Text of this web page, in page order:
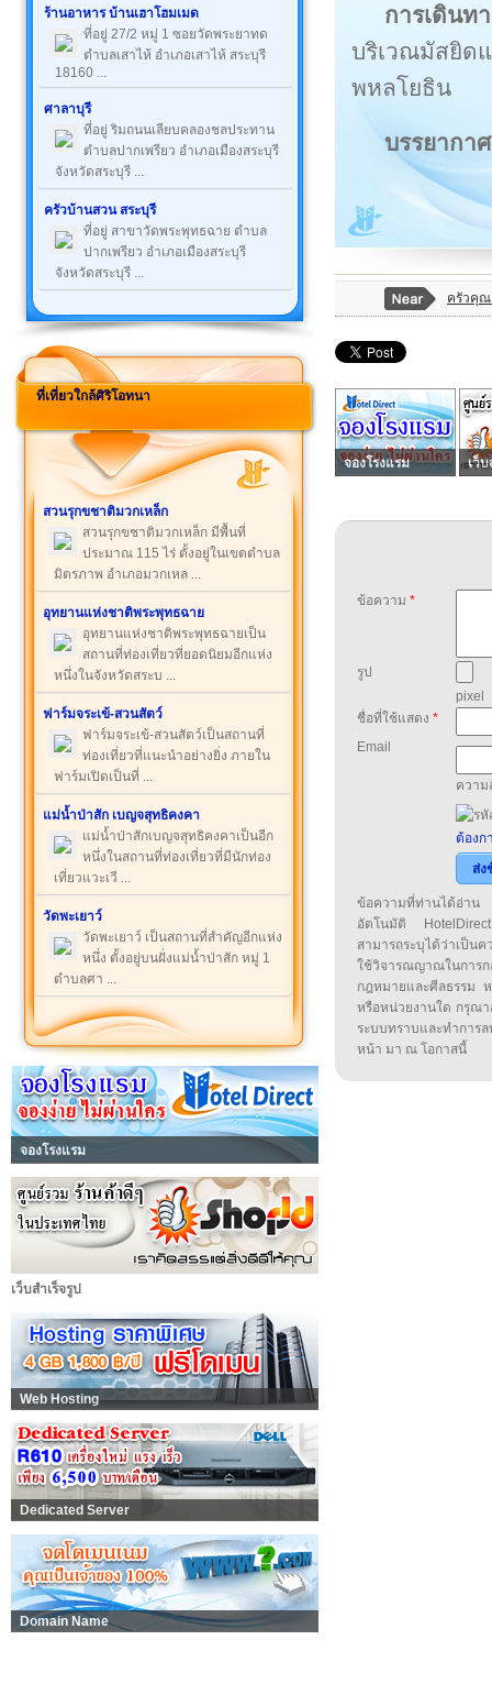
ร้านอาหาร บ้านเฮาโฮมเมด
ที่อยู่ 27/2 หมู่ 1 ซอยวัดพระยาทด
ตำบลเสาไห้ อำเภอเสาไห้ สระบุรี
18160 ...
ศาลาบุรี
ที่อยู่ ริมถนนเลียบคลองชลประทาน
ตำบลปากเพรียว อำเภอเมืองสระบุรี
จังหวัดสระบุรี ...
ครัวบ้านสวน สระบุรี
ที่อยู่ สาขาวัดพระพุทธฉาย ตำบล
ปากเพรียว อำเภอเมืองสระบุรี
จังหวัดสระบุรี ...
ที่เที่ยวใกล้ศิริโอทนา
สวนรุกขชาติมวกเหล็ก
สวนรุกขชาติมวกเหล็ก มีพื้นที่
ประมาณ 115 ไร่ ตั้งอยู่ในเขตตำบล
มิตรภาพ อำเภอมวกเหล ...
อุทยานแห่งชาติพระพุทธฉาย
อุทยานแห่งชาติพระพุทธฉายเป็น
สถานที่ท่องเที่ยวที่ยอดนิยมอีกแห่ง
หนึ่งในจังหวัดสระบ ...
ฟาร์มจระเข้-สวนสัตว์
ฟาร์มจระเข้-สวนสัตว์เป็นสถานที่
ท่องเที่ยวที่แนะนำอย่างยิ่ง ภายใน
ฟาร์มเปิดเป็นที่ ...
แม่น้ำป่าสัก เบญจสุทธิคงคา
แม่น้ำป่าสักเบญจสุทธิคงคาเป็นอีก
หนึ่งในสถานที่ท่องเที่ยวที่มีนักท่อง
เที่ยวแวะเวี ...
วัดพะเยาว์
วัดพะเยาว์ เป็นสถานที่สำคัญอีกแห่ง
หนึ่ง ตั้งอยู่บนฝั่งแม่น้ำป่าสัก หมู่ 1
ตำบลศา ...
จองโรงแรม
เว็บสำเร็จรูป
Web Hosting
Dedicated Server
Domain Name
การเดินท
บริเวณมัสยิด
พหลโยธิน
บรรยากาศ
ครัวคุ
จองโรงแรม เว็บ
ข้อความ *
รูป
pixel
ชื่อที่ใช้แสดง *
Email
ความ
ต้องก
ส่ง
ข้อความที่ท่านได้อ่าน
อัตโนมัติ
สามารถระบุได้ว่าเป็น
ใช้วิจารณญาณในกา
กฎหมายและศีลธรรม
หรือหน่วยงานใด กรุณา
ระบบทราบและทำกา
หน้า มา ณ โอกาสนี้